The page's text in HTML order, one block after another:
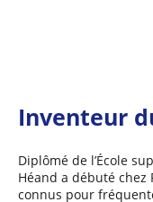
Inventeur
Diplômé de l’École
Héand a débuté chez
connus pour